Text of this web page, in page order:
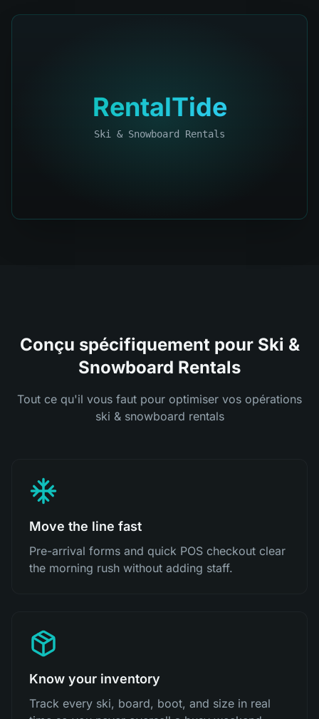
RentalTide
Ski & Snowboard Rentals
Conçu spécifiquement pour Ski &
Snowboard Rentals
Tout ce qu'il vous faut pour optimiser vos opérations
ski & snowboard rentals
Move the line fast
Pre-arrival forms and quick POS checkout clear
the morning rush without adding staff.
Know your inventory
Track every ski, board, boot, and size in real